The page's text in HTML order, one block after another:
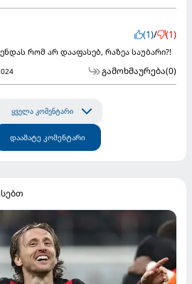
(1)/ (1)
რომ არ დააფასებ, რაზეა საუბარი?!
გამოხმაურება(0)
ყველა კომენტარი
დაამატე კომენტარი